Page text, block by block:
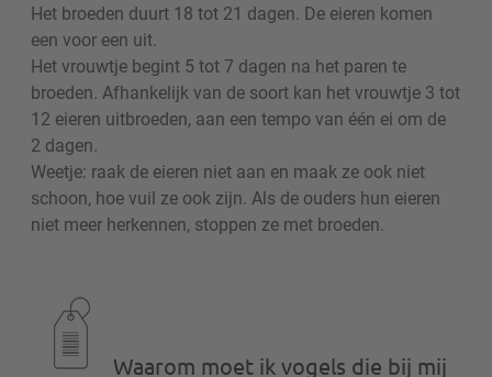
Het broeden duurt 18 tot 21 dagen. De eieren komen
een voor een uit.
Het vrouwtje begint 5 tot 7 dagen na het paren te
broeden. Afhankelijk van de soort kan het vrouwtje 3 tot
12 eieren uitbroeden, aan een tempo van één ei om de
2 dagen.
Weetje: raak de eieren niet aan en maak ze ook niet
schoon, hoe vuil ze ook zijn. Als de ouders hun eieren
niet meer herkennen, stoppen ze met broeden.
Waarom moet ik vogels die bij mij